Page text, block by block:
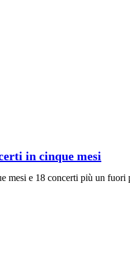
in cinque mesi
mesi e 18 concerti più un fuori